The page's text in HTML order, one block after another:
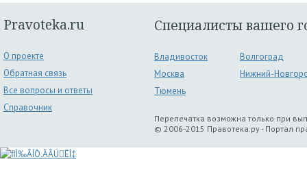
Pravoteka.ru
О проекте
Обратная связь
Все вопросы и ответы
Справочник
Специалисты вашего
Владивосток
Волгоград
Москва
Нижний-
Тюмень
Перепечатка возможна только при
© 2006-2015 Правотека.ру - Портал